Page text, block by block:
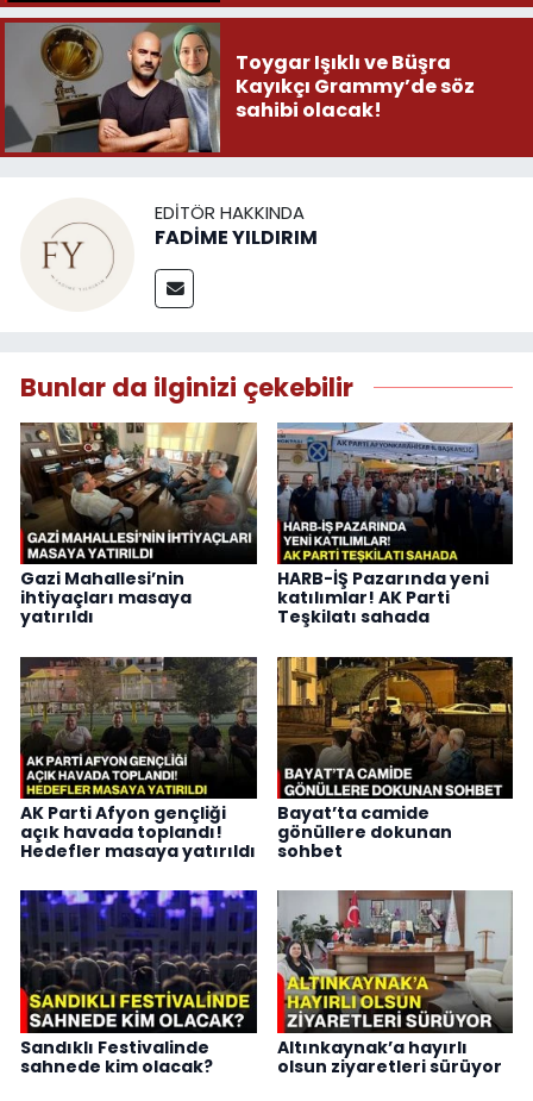
Toygar Işıklı ve Büşra
Kayıkçı Grammy’de söz
sahibi olacak!
EDITÖR HAKKINDA
FADİME YILDIRIM
Bunlar da ilginizi çekebilir
Gazi Mahallesi’nin
ihtiyaçları masaya
yatırıldı
HARB-İŞ Pazarında yeni
katılımlar! AK Parti
Teşkilatı sahada
AK Parti Afyon gençliği
açık havada toplandı!
Hedefler masaya yatırıldı
Bayat’ta camide
gönüllere dokunan
sohbet
Sandıklı Festivalinde
sahnede kim olacak?
Altınkaynak’a hayırlı
olsun ziyaretleri sürüyor